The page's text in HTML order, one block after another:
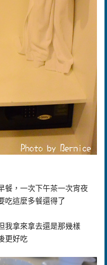
餐，一次下午茶一次宵夜
吃這麼多餐還得了
我拿來拿去還是那幾樣
更好吃